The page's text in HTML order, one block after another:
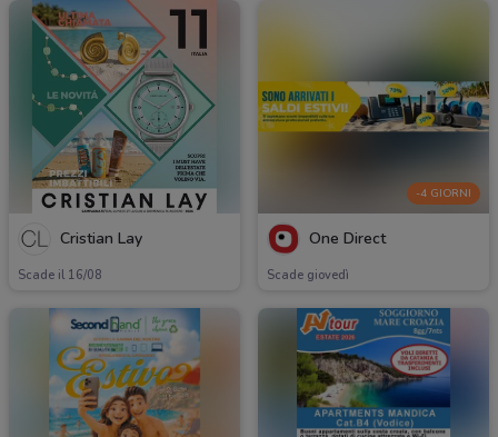
Cristian Lay
Scade il 16/08
-4 GIORNI
One Direct
Scade giovedì